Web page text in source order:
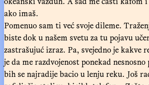
ako imaš.
Pomenuo sam ti već svoje dileme.
biste dok u našem svetu za tu pojavu
zastrašujuć izraz. Pa, svejedno je kakve
je da me razdvojenost ponekad
bih se najradije bacio u lenju reku. Još